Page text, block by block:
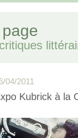
04/2011
Kubrick à la